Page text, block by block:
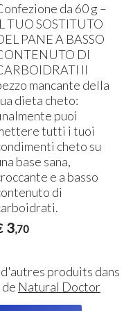
da 60 g –
TUOSOSTITUTO
PANEA BASSO
DI
Il
mancante della
dieta cheto:
puoi
tutti i tuoi
cheto su
base sana,
e a basso
di
3,70
produits dans
de Natural Doctor